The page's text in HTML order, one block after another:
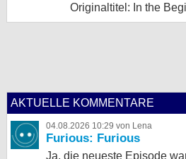
Originaltitel: In the
AKTUELLE KOMMENTARE
04.08.2026 10:29 von Lena
Furious: Furious
Ja, die neueste Episode